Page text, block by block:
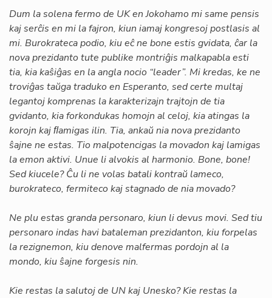
Dum la solena fermo de UK en Jokohamo mi same pensis
kaj serĉis en mi la fajron, kiun iamaj kongresoj postlasis al
mi. Burokrateca podio, kiu eĉ ne bone estis gvidata, ĉar la
nova prezidanto tute publike montriĝis malkapabla esti
tia, kia kaŝiĝas en la angla nocio “leader”. Mi kredas, ke ne
troviĝas taŭga traduko en Esperanto, sed certe multaj
legantoj komprenas la karakterizajn trajtojn de tia
gvidanto, kia forkondukas homojn al celoj, kia atingas la
korojn kaj ﬂamigas ilin. Tia, ankaŭ nia nova prezidanto
ŝajne ne estas. Tio malpotencigas la movadon kaj lamigas
la emon aktivi. Unue li alvokis al harmonio. Bone, bone!
Sed kiucele? Ĉu li ne volas batali kontraŭ lameco,
burokrateco, fermiteco kaj stagnado de nia movado?
Ne plu estas granda personaro, kiun li devus movi. Sed tiu
personaro indas havi bataleman prezidanton, kiu forpelas
la rezignemon, kiu denove malfermas pordojn al la
mondo, kiu ŝajne forgesis nin.
Kie restas la salutoj de UN kaj Unesko? Kie restas la